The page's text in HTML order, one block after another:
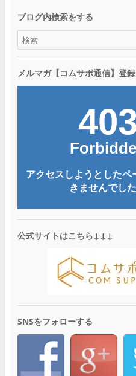
ブログ内検索をする
メルマガ【コムサポ通信】登録
公式サイトはこちら↓↓↓
SNSをフォローする